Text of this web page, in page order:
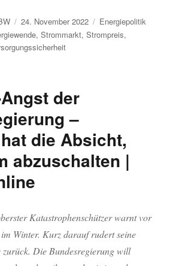
Veröffentlicht
am
24. November 2022 Kategorien
Energiepolitik
,Strommarkt,Strompreis,
der
–
die Absicht,
abzuschalten |
Katastrophenschützer warnt vor
Winter. Kurz darauf rudert seine
zurück. Die Bundesregierung will